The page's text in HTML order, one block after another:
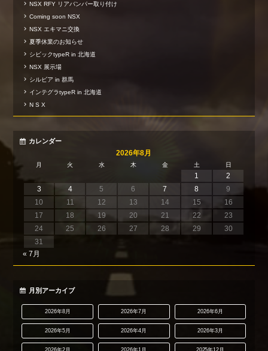
NSX RFY リアバンパー取り付け
Coming soon NSX
NSX エキマニ交換
夏季休業のお知らせ
シビックtypeR in 北海道
NSX 展示場
シルビア in 群馬
インテグラtypeR in 北海道
N S X
カレンダー
2026年8月
月 火 水 木 金 土 日
1
2
3
4 5 6 7 8
9
10
11 12 13 14 15
16
17
18 19 20 21 22
23
24
25 26 27 28 29
30
31
« 7月
月別アーカイブ
2026年8月 2026年7月 2026年6月
2026年5月 2026年4月 2026年3月